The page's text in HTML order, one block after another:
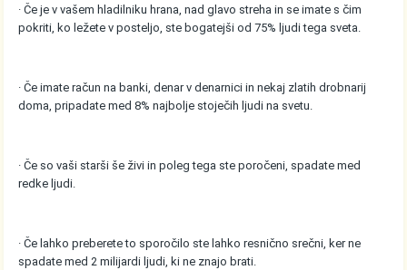
· Če je v vašem hladilniku hrana, nad glavo streha in se imate s čim
pokriti, ko ležete v posteljo, ste bogatejši od 75% ljudi tega sveta.
· Če imate račun na banki, denar v denarnici in nekaj zlatih drobnarij
doma, pripadate med 8% najbolje stoječih ljudi na svetu.
· Če so vaši starši še živi in poleg tega ste poročeni, spadate med
redke ljudi.
· Če lahko preberete to sporočilo ste lahko resnično srečni, ker ne
spadate med 2 milijardi ljudi, ki ne znajo brati.